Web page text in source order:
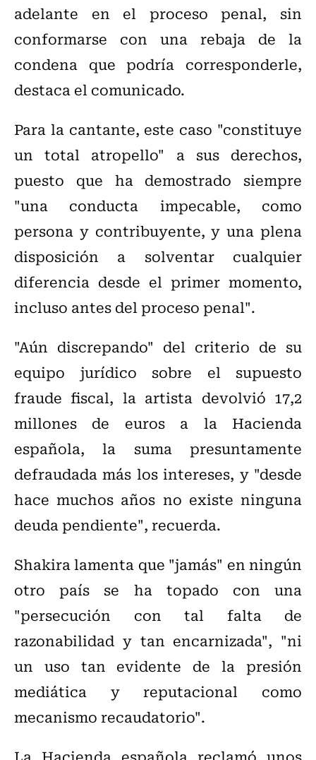
adelante en el proceso penal, sin
conformarse con una rebaja de la
condena que podría corresponderle,
destaca el comunicado.
Para la cantante, este caso "constituye
un total atropello" a sus derechos,
puesto que ha demostrado siempre
"una conducta impecable, como
persona y contribuyente, y una plena
disposición a solventar cualquier
diferencia desde el primer momento,
incluso antes del proceso penal".
"Aún discrepando" del criterio de su
equipo jurídico sobre el supuesto
fraude fiscal, la artista devolvió 17,2
millones de euros a la Hacienda
española, la suma presuntamente
defraudada más los intereses, y "desde
hace muchos años no existe ninguna
deuda pendiente", recuerda.
Shakira lamenta que "jamás" en ningún
otro país se ha topado con una
"persecución con tal falta de
razonabilidad y tan encarnizada", "ni
un uso tan evidente de la presión
mediática y reputacional como
mecanismo recaudatorio".